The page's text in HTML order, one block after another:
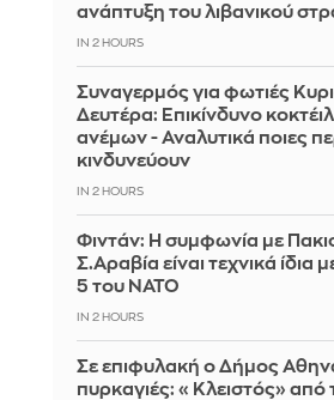
ανάπτυξη του λιβανικού
IN 2 HOURS
Συναγερμός για φωτιές
Δευτέρα: Επικίνδυνο
ανέμων - Αναλυτικά ποιες
κινδυνεύουν
IN 2 HOURS
Φιντάν: Η συμφωνία με
Σ.Αραβία είναι τεχνικά ίδια
5 του ΝΑΤΟ
IN 2 HOURS
Σε επιφυλακή ο Δήμος
πυρκαγιές: «Κλειστός» από